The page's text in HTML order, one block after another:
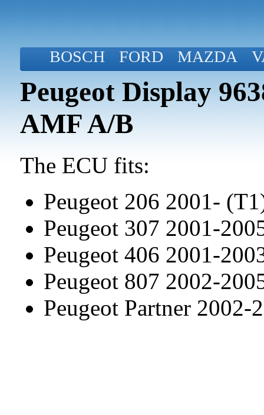
BOSCH FORD MAZDA
Peugeot Display
AMF A/B
The ECU fits:
Peugeot 206 2001-
Peugeot 307 2001-
Peugeot 406 2001-
Peugeot 807 2002-
Peugeot Partner 2002-